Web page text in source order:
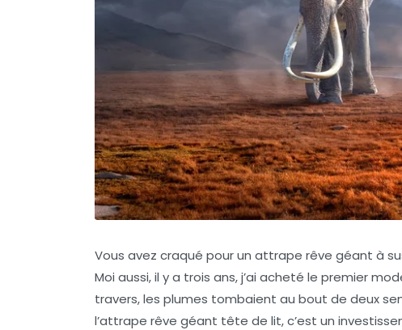
Vous avez craqué pour un attrape rêve géant à
Moi aussi, il y a trois ans, j’ai acheté le premier
travers, les plumes tombaient au bout de deux
l’attrape rêve géant tête de lit, c’est un